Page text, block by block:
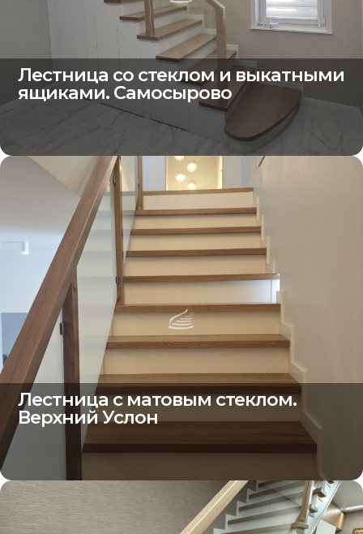
Лестница со стеклом и выкатными
ящиками. Самосырово
Лестница с матовым стеклом.
Верхний Услон